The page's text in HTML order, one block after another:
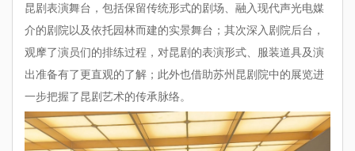
昆剧表演舞台，包括保留传统形式的剧场、融入现代声光电媒
介的剧院以及依托园林而建的实景舞台；其次深入剧院后台，
观摩了演员们的排练过程，对昆剧的表演形式、服装道具及演
出准备有了更直观的了解；此外也借助苏州昆剧院中的展览进
一步把握了昆剧艺术的传承脉络。